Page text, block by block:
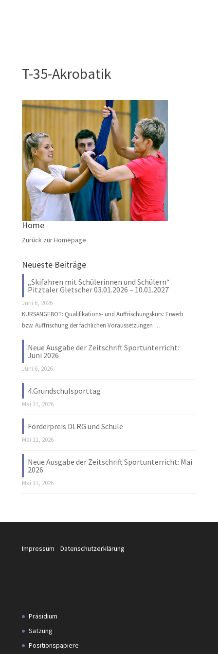
T-35-Akrobatik
Home
Zurück zur Homepage
Neueste Beiträge
„Skifahren mit Schülerinnen und Schülern“
Pitztaler Gletscher 03.01.2026 – 10.01.2027
Juni 6, 2026
KURSANGEBOT: Qualifikations- und Auffrischungskurs: Erwerb
bzw. Auffrischung der fachlichen Voraussetzungen …
Neue Ausgabe der Zeitschrift Sportunterricht:
Juni 2026
Juni 6, 2026
4.Grundschulsporttag
Mai 11, 2026
Förderpreis DLRG und Schule
Mai 11, 2026
Neue Ausgabe der Zeitschrift Sportunterricht: Mai
2026
Mai 11, 2026
Impressum Datenschutzerklärung
Präsidium
Satzung
Positionspapiere